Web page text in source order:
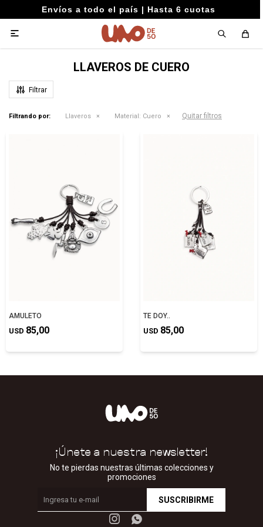
Envíos a todo el país | Hasta 6 cuotas

LLAVEROS DE CUERO
Filtrando por: Llaveros Material: Cuero Quitar filtros
AMULETO
USD 85,00
TE DOY..
USD 85,00
¡Únete a nuestra newsletter!
No te pierdas nuestras últimas colecciones y
promociones
SUSCRIBIRME
 